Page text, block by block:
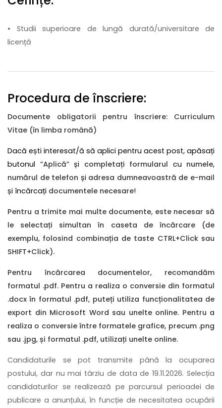
• Studii superioare de lungă durată/universitare de
licență
Procedura de înscriere:
Documente obligatorii pentru înscriere: Curriculum
Vitae (în limba română)
Dacă ești interesat/ă să aplici pentru acest post, apăsați
butonul ”Aplică” și completați formularul cu numele,
numărul de telefon și adresa dumneavoastră de e-mail
și încărcați documentele necesare!
Pentru a trimite mai multe documente, este necesar să
le selectați simultan în caseta de încărcare (de
exemplu, folosind combinația de taste CTRL+Click sau
SHIFT+Click).
Pentru încărcarea documentelor, recomandăm
formatul .pdf. Pentru a realiza o conversie din formatul
.docx în formatul .pdf, puteți utiliza funcționalitatea de
export din Microsoft Word sau unelte online. Pentru a
realiza o conversie între formatele grafice, precum .png
sau .jpg, și formatul .pdf, utilizați unelte online.
Candidaturile se pot transmite până la ocuparea
postului, dar nu mai târziu de data de 19.11.2026. Selecția
candidaturilor se realizează pe parcursul perioadei de
publicare a anunțului, în funcție de necesitatea ocupării